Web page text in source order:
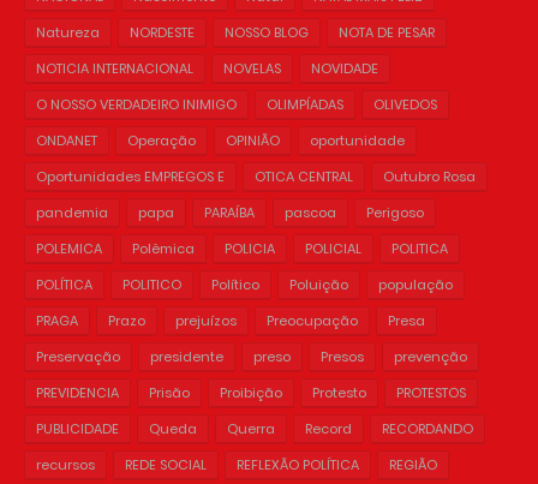
Natureza
NORDESTE NOSSO BLOG
NOTA DE PESAR
NOTICIA INTERNACIONAL
NOVELAS
NOVIDADE
O NOSSO VERDADEIRO INIMIGO
OLIMPÍADAS
OLIVEDOS
ONDANET
Operação OPINIÃO
oportunidade
Oportunidades EMPREGOS E
OTICA CENTRAL
Outubro Rosa
pandemia
papa PARAÍBA pascoa
Perigoso
POLEMICA
Polêmica POLICIA POLICIAL
POLITICA
POLÍTICA
POLITICO Político Poluição
população
PRAGA
Prazo prejuízos Preocupação
Presa
Preservação
presidente preso Presos
prevenção
PREVIDENCIA
Prisão Proibição Protesto
PROTESTOS
PUBLICIDADE
Queda Querra Record
RECORDANDO
recursos
REDE SOCIAL REFLEXÃO POLÍTICA
REGIÃO